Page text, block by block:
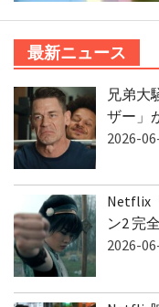
最新ニュース
兄弟大
ザー
2026-
Netflix
ン2 完
2026-